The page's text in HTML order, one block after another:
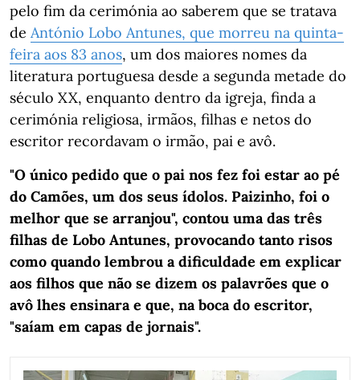
pelo fim da cerimónia ao saberem que se tratava
de António Lobo Antunes, que morreu na quinta-
feira aos 83 anos, um dos maiores nomes da
literatura portuguesa desde a segunda metade do
século XX, enquanto dentro da igreja, finda a
cerimónia religiosa, irmãos, filhas e netos do
escritor recordavam o irmão, pai e avô.
"O único pedido que o pai nos fez foi estar ao pé
do Camões, um dos seus ídolos. Paizinho, foi o
melhor que se arranjou", contou uma das três
filhas de Lobo Antunes, provocando tanto risos
como quando lembrou a dificuldade em explicar
aos filhos que não se dizem os palavrões que o
avô lhes ensinara e que, na boca do escritor,
"saíam em capas de jornais".